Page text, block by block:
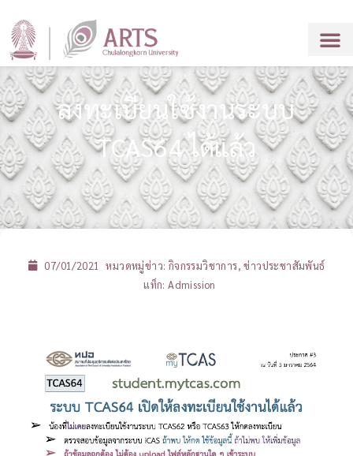
ลงทะเบียนใช้งานระบบ
TCAS64 ได้แล้ว
07/01/2021 หมวดหมู่ข่าว: กิจกรรมวิชาการ,ข่าวประชาสัมพันธ์
แท็ก: Admission